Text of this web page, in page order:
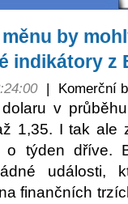
by
indikátory z
| Komerční
v
1,35. I tak ale
o týden dříve.
události,
finančních